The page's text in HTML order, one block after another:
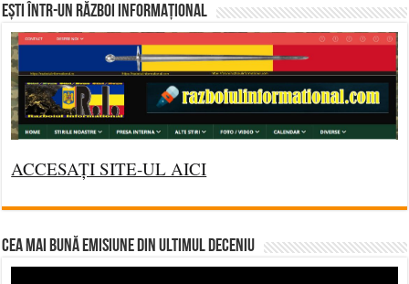
Ești într-un RĂZBOI INFORMAȚIONAL
ACCESAȚI SITE-UL AICI
CEA MAI BUNĂ EMISIUNE DIN ULTIMUL DECENIU